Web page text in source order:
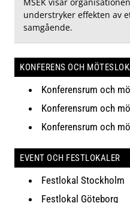
MSEK visar
understryker effekten av
samgående.
KONFERENS OCH
Konferensrum och
Konferensrum och
Konferensrum och
EVENT OCH FESTLOKALER
Festlokal Stockholm
Festlokal Göteborg